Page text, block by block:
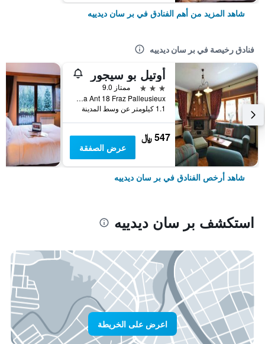
شاهد المزيد من أهم الفنادق في بر سان ديدييه
فنادق رخيصة في بر سان ديدييه
أوتيل بو سيجور
3 نجوم
ممتاز 9.0
Avenue Dent Du Ga Ant 18 Fraz Palleusieux, بر سان ديدييه, إقليم فالي دا أوستا, إيطاليا
1.1 كيلومتر عن وسط المدينة
547 ﷼
عرض الصفقة
شاهد أرخص الفنادق في بر سان ديدييه
استكشف بر سان ديدييه
اعرض على الخريطة